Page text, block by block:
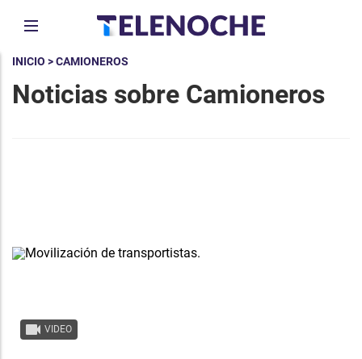
INICIO > CAMIONEROS
Noticias sobre Camioneros
VIDEO